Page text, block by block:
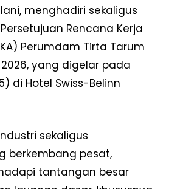
menghadiri sekaligus
Rencana Kerja
Perumdam Tirta Tarum
yang digelar pada
di Hotel Swiss-Belinn
sekaligus
berkembang pesat,
tantangan besar